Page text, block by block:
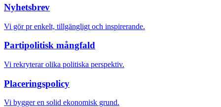
Nyhetsbrev
Vi gör pr enkelt, tillgängligt och inspirerande.
Partipolitisk mångfald
Vi rekryterar olika politiska perspektiv.
Placeringspolicy
Vi bygger en solid ekonomisk grund.